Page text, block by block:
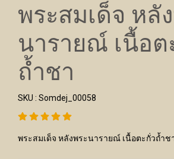
พระสมเด็จ หลั
นารายณ์ เนื้อต
ถ้ำชา
SKU : Somdej_00058
พระสมเด็จ หลังพระนารายณ์ เนื้อตะกั่วถ้ำช